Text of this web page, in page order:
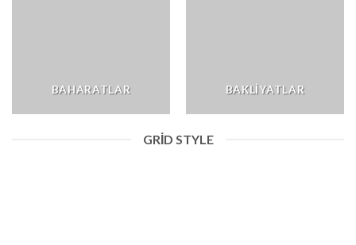
BAHARATLAR BAKLIYATLAR
GRID STYLE